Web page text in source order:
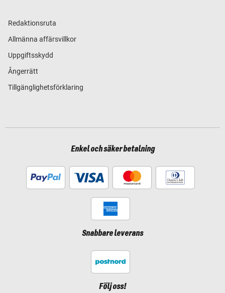
Redaktionsruta
Allmänna affärsvillkor
Uppgiftsskydd
Ångerrätt
Tillgänglighetsförklaring
Enkel och säker betalning
Snabbare leverans
Följ oss!